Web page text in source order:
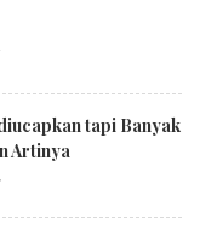
tapi Banyak
Artinya